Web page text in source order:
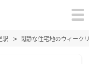
駅 閑静な住宅地のウィーク